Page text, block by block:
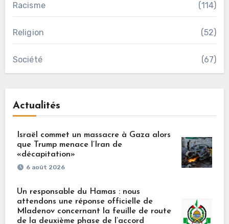
Racisme (114)
Religion (52)
Société (67)
Actualités
Israël commet un massacre à Gaza alors
que Trump menace l’Iran de
«décapitation»
6 août 2026
Un responsable du Hamas : nous
attendons une réponse officielle de
Mladenov concernant la feuille de route
de la deuxième phase de l’accord